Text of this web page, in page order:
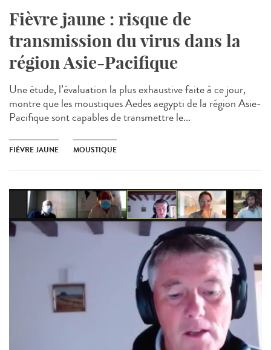
Fièvre jaune : risque de
transmission du virus dans la
région Asie-Pacifique
Une étude, l’évaluation la plus exhaustive faite à ce jour,
montre que les moustiques Aedes aegypti de la région Asie-
Pacifique sont capables de transmettre le...
FIÈVRE JAUNE MOUSTIQUE